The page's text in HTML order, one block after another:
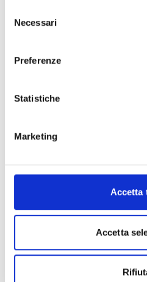
delNecessari
Preferenze
Statistiche
Marketing
Accetta
Accetta
limitata a un solo hub
Stati membri e i Paesi
partecipazione è limitata a
Entità del contributo
Contributo massimo:
Link e Documenti
HE Main Work Programme
Innovation Ecosystems (EIE)